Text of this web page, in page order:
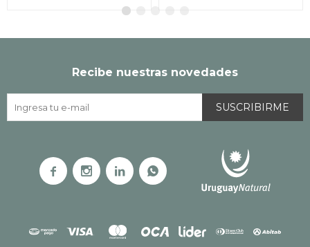
Recibe nuestras novedades
SUSCRIBIRME
   